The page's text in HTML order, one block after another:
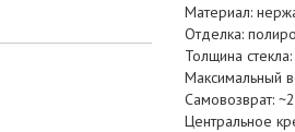
Материал:
Отделка:
Толщина
Максимальный
Самовозврат:
Центральное